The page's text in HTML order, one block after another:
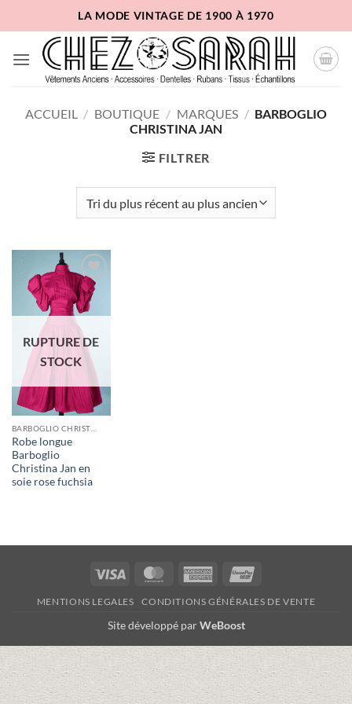
au
contenu
LA MODE VINTAGE DE 1900 À 1970
ACCUEIL / BOUTIQUE / MARQUES / BARBOGLIO
CHRISTINA JAN
FILTRER
Ajouter
à la liste
d'envies
RUPTURE DE
STOCK
BARBOGLIO CHRISTINA JAN
Robe longue
Barboglio
Christina Jan en
soie rose fuchsia
Visa MasterCardAmerican
MENTIONS LEGALES CONDITIONS GÉNÉRALES DE VENTE
Site développé parWeBoost